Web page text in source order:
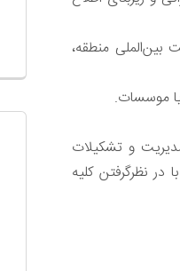
بین‌الملی منطقه،
و تشکیلات
نظرگرفتن کلیه